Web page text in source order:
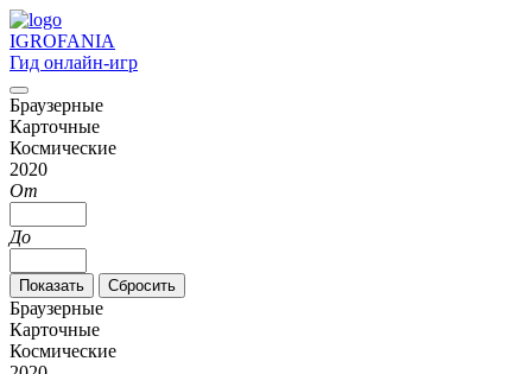
IGROFANIA
Гид онлайн-игр
Браузерные
Карточные
Космические
2020
От
До
Браузерные
Карточные
Космические